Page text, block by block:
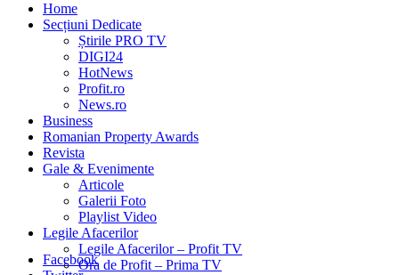
Home
Secțiuni Dedicate
Știrile PRO TV
DIGI24
HotNews
Profit.ro
News.ro
Business
Romanian Property Awards
Revista
Gale & Evenimente
Articole
Galerii Foto
Playlist Video
Legile Afacerilor
Legile Afacerilor – Profit TV
Ora de Profit – Prima TV
Facebook